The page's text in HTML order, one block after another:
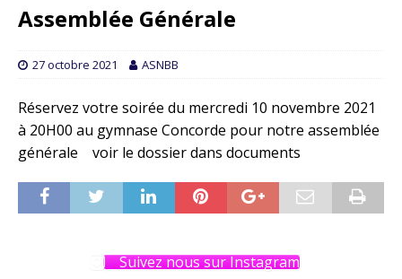
Assemblée Générale
27 octobre 2021 ASNBB
Réservez votre soirée du mercredi 10 novembre 2021
à 20H00 au gymnase Concorde pour notre assemblée
générale voir le dossier dans documents
Suivez nous sur Instagram